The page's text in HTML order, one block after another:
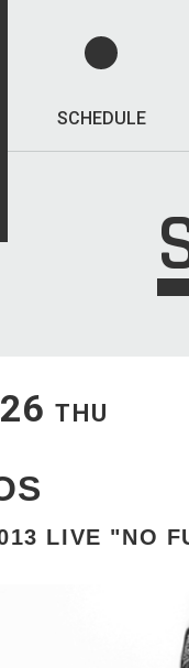
SCHEDULE
THU
LIVE "NO